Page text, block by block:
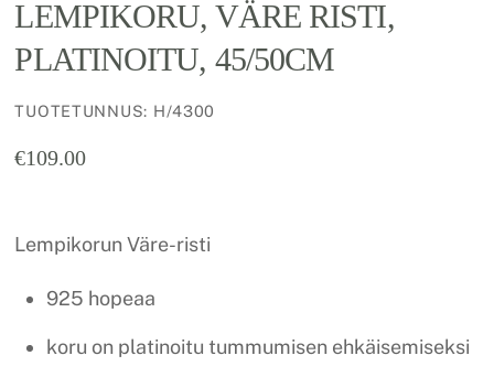
LEMPIKORU, VÄRE RISTI,
PLATINOITU, 45/50CM
TUOTETUNNUS: H/4300
€109.00
Lempikorun Väre-risti
925 hopeaa
koru on platinoitu tummumisen ehkäisemiseksi